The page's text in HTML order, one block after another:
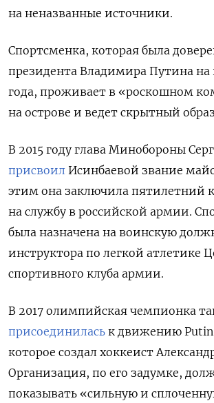
на неназванные источники.
Спортсменка, которая была
президента Владимира Путина на
года, проживает в «роскошном
на острове и ведет скрытный
В 2015 году глава Минобороны
присвоил Исинбаевой звание
этим она заключила пятилетний
на службу в российской армии.
была назначена на воинскую
инструктора по легкой атлетике
спортивного клуба армии.
В 2017 олимпийская чемпионка
присоединилась к движению Putin
которое создал хоккеист
Организация, по его задумке,
показывать «сильную и